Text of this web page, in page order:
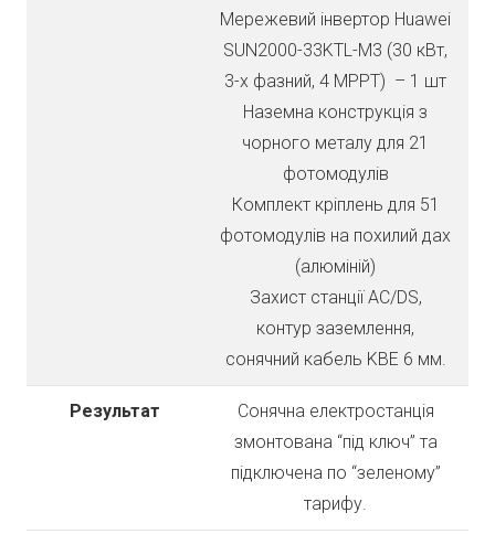
Мережевий інвертор Huawei
SUN2000-33KTL-М3 (30 кВт,
3-х фазний, 4 МРРТ) – 1 шт
Наземна конструкція з
чорного металу для 21
фотомодулів
Комплект кріплень для 51
фотомодулів на похилий дах
(алюміній)
Захист станції AC/DS,
контур заземлення,
сонячний кабель KBE 6 мм.
Результат
Сонячна електростанція
змонтована “під ключ” та
підключена по “зеленому”
тарифу.